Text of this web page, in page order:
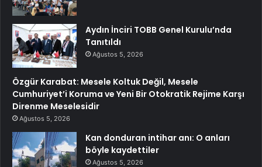
Aydın İnciri TOBB Genel Kurulu’nda
Tanıtıldı
Ağustos 5, 2026
Özgür Karabat: Mesele Koltuk Değil, Mesele
Cumhuriyet’i Koruma ve Yeni Bir Otokratik Rejime Karşı
Direnme Meselesidir
Ağustos 5, 2026
Kan donduran intihar anı: O anları
böyle kaydettiler
Ağustos 5, 2026